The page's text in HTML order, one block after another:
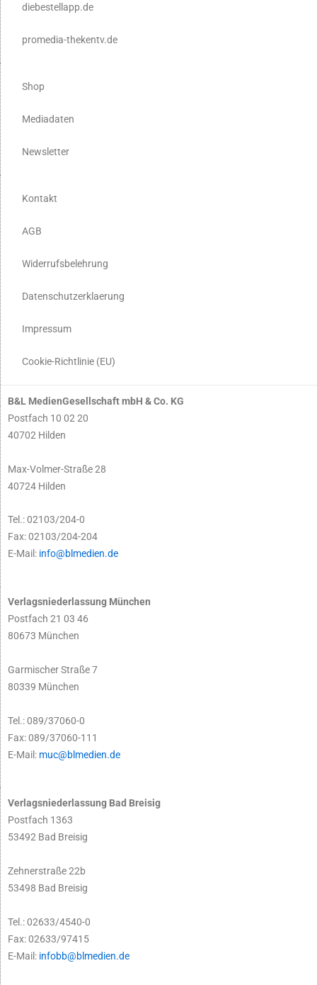
diebestellapp.de
promedia-thekentv.de
Shop
Mediadaten
Newsletter
Kontakt
AGB
Widerrufsbelehrung
Datenschutzerklaerung
Impressum
Cookie-Richtlinie (EU)
B&L MedienGesellschaft mbH & Co. KG
Postfach 10 02 20
40702 Hilden
Max-Volmer-Straße 28
40724 Hilden
Tel.: 02103/204-0
Fax: 02103/204-204
E-Mail: info@blmedien.de
Verlagsniederlassung München
Postfach 21 03 46
80673 München
Garmischer Straße 7
80339 München
Tel.: 089/37060-0
Fax: 089/37060-111
E-Mail: muc@blmedien.de
Verlagsniederlassung Bad Breisig
Postfach 1363
53492 Bad Breisig
Zehnerstraße 22b
53498 Bad Breisig
Tel.: 02633/4540-0
Fax: 02633/97415
E-Mail: infobb@blmedien.de